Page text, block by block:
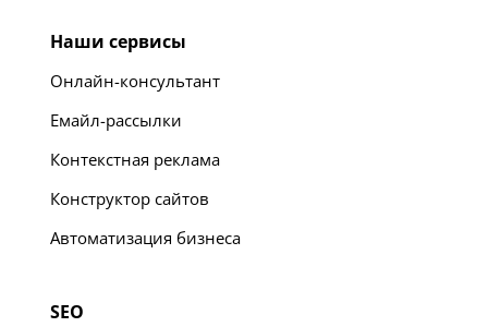
Наши сервисы
Онлайн-консультант
Емайл-рассылки
Контекстная реклама
Конструктор сайтов
Автоматизация бизнеса
SEO